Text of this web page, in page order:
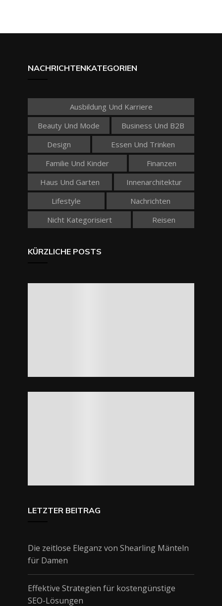
NACHRICHTENKATEGORIEN
Ausbildung Und Karriere
Beauty Und Mode
Business Und B2B
Design
Essen Und Trinken
Familie Und Kinder
Finanzen
Haus Und Garten
Innenarchitektur
Lifestyle
Nachrichten
Nicht Kategorisiert
Reisen
KÜRZLICHE POSTS
LETZTER BEITRAG
Die zeitlose Eleganz von Shearling Mänteln
für Damen
Effektive Strategien für kostengünstige
SEO-Lösungen